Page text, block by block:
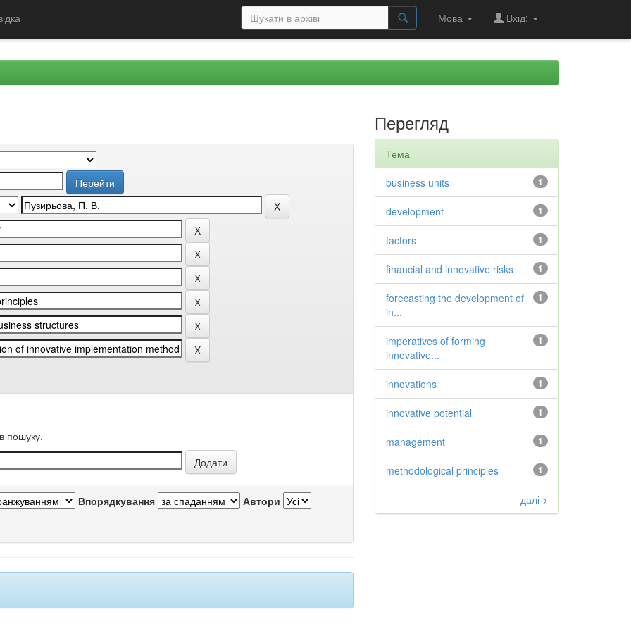
Мова Вхід:
пошуку.
Впорядкування Автори
Перегляд
Тема
1
business units
1
development
1
factors
1
financial and innovative risks
1
forecasting the development of
in...
1
imperatives of forming
innovative...
1
innovations
1
innovative potential
1
management
1
methodological principles
далі >